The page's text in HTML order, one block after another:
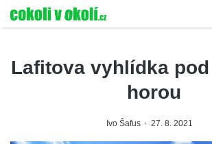
Lafitova vyhlídka
horou
Ivo Šafus 27. 8. 2021